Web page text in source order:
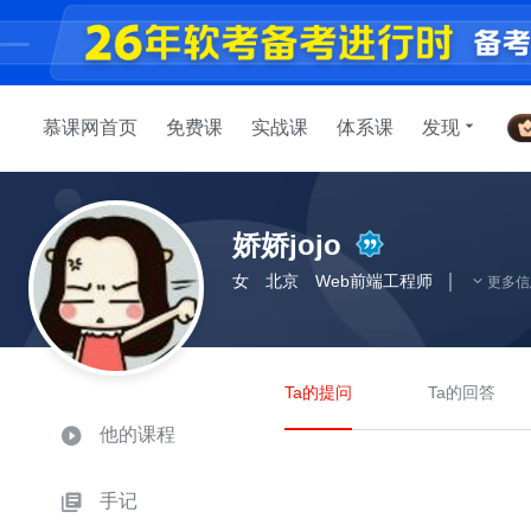
慕课网首页 免费课 实战课 体系课 发现
娇娇jojo
女 北京 Web前端工程师 更多
他的课程
手记
Ta的提问 Ta的回答